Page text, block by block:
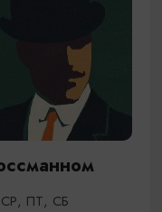
ПТ, СБ